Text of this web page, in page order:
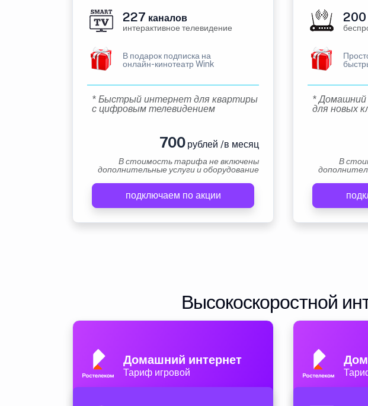
227 каналов
интерактивное телевидение
В подарок подписка на
онлайн-кинотеатр Wink
* Быстрый интернет для квартиры
с цифровым телевидением
700рублей /в месяц
В стоимость тарифа не включены
дополнительные услуги и оборудование
подключаем по акции
200
*
для новых
В
Высокоскоростной
Домашний интернет
Тариф игровой